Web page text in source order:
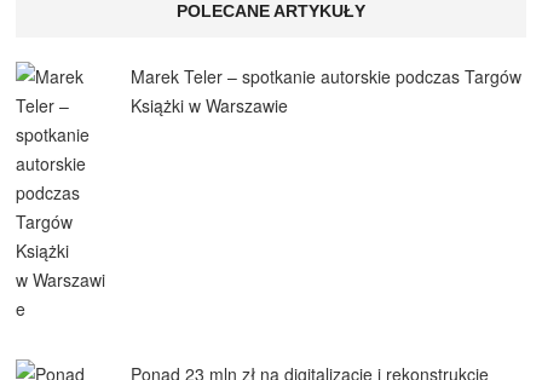
POLECANE ARTYKUŁY
Marek Teler – spotkanie autorskie podczas Targów
Książki w Warszawie
Ponad 23 mln zł na digitalizację i rekonstrukcję